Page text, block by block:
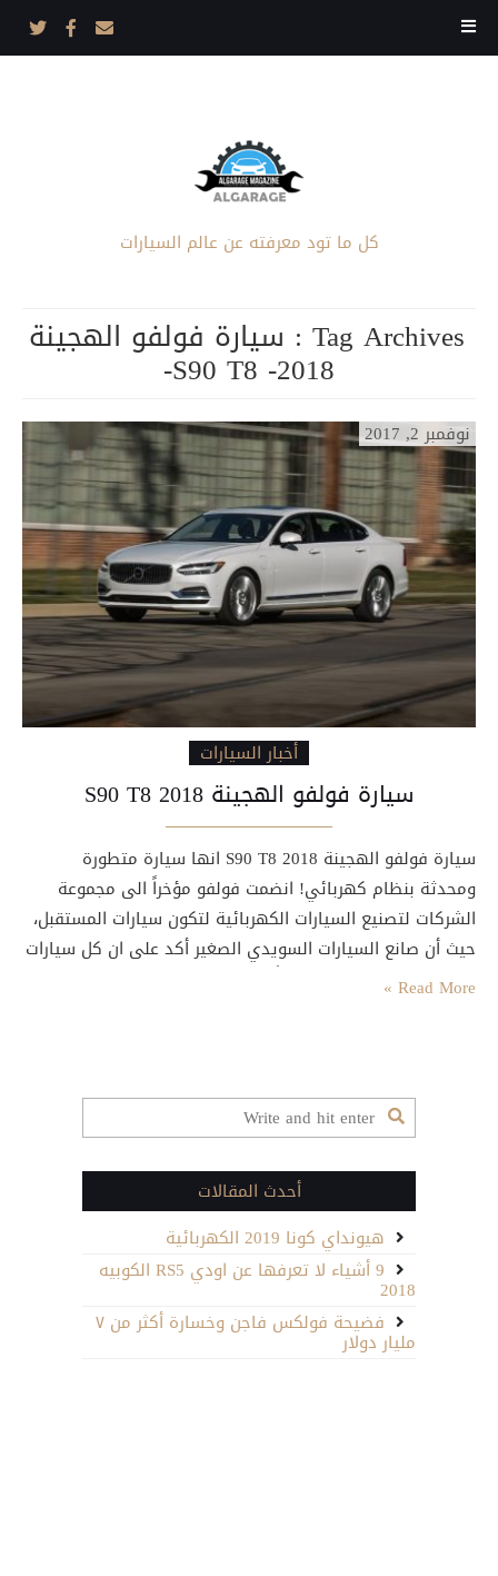
كل ما تود معرفته عن عالم السيارات
Tag Archives : سيارة فولفو الهجينة
S90 T8 -2018-
نوفمبر 2, 2017
أخبار السيارات
سيارة فولفو الهجينة S90 T8 2018
سيارة فولفو الهجينة S90 T8 2018 انها سيارة متطورة
ومحدثة بنظام كهربائي! انضمت فولفو مؤخراً الى مجموعة
الشركات لتصنيع السيارات الكهربائية لتكون سيارات المستقبل،
حيث أن صانع السيارات السويدي الصغير أكد على ان كل سيارات
Read More »
أحدث المقالات
هيونداي كونا 2019 الكهربائية
9 أشياء لا تعرفها عن اودي RS5 الكوبيه
2018
فضيحة فولكس فاجن وخسارة أكثر من ٧
مليار دولار